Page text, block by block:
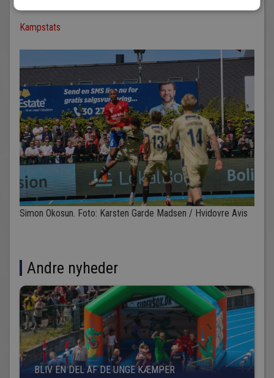
Kampstats
Simon Okosun. Foto: Karsten Garde Madsen / Hvidovre Avis
Andre nyheder
BLIV EN DEL AF DE UNGE KÆMPER